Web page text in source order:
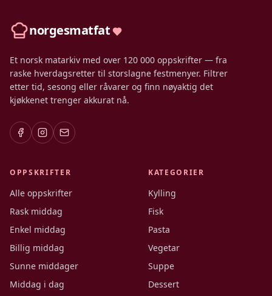
norgesmatfat
Et norsk matarkiv med over 120 000 oppskrifter — fra
raske hverdagsretter til storslagne festmenyer. Filtrer
etter tid, sesong eller råvarer og finn nøyaktig det
kjøkkenet trenger akkurat nå.
OPPSKRIFTER
Alle oppskrifter
Rask middag
Enkel middag
Billig middag
Sunne middager
Middag i dag
KATEGORIER
Kylling
Fisk
Pasta
Vegetar
Suppe
Dessert